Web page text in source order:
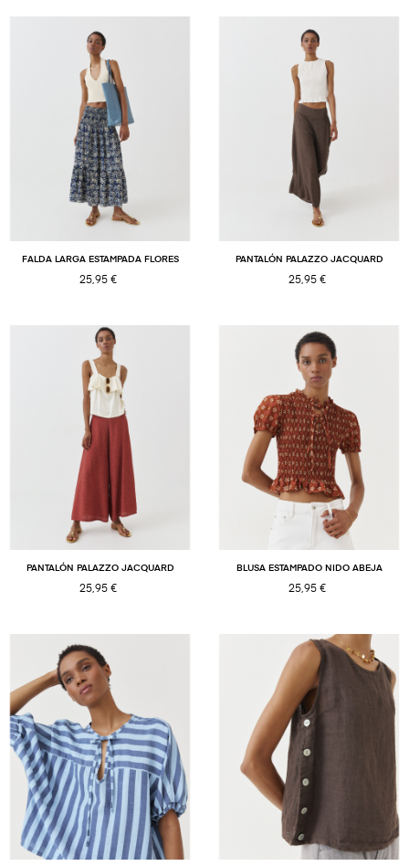
FALDA LARGA ESTAMPADA FLORES
25,95 €
PANTALÓN PALAZZO JACQUARD
25,95 €
PANTALÓN PALAZZO JACQUARD
25,95 €
BLUSA ESTAMPADO NIDO ABEJA
25,95 €